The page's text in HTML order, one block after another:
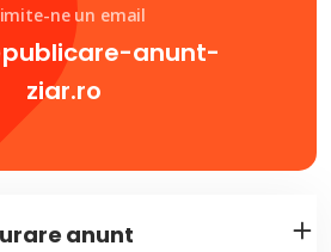
ne un email
anunt-
ziar.ro
anunt